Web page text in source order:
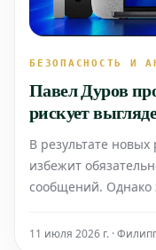
БЕЗОПАСНОСТЬ И
Павел Дуров
рискует
В результате
избежит
сообщений. Однако
пользователей на
11 июля 2026 г. ·